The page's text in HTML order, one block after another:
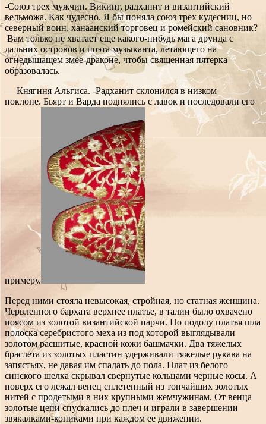
-Союз трех мужчин. Викинг, радханит и византийский
вельможа. Как чудесно. Я бы поняла союз трех кудесниц, но
северный воин, ханаанский торговец и ромейский сановник?
Вам только не хватает еще какого-нибудь мага друида с
дальних островов и поэта музыканта, летающего на
огнедышащем змее-драконе, чтобы священная пятерка
образовалась.
— Княгиня Альгиса. -Радханит склонился в низком
поклоне. Бьярт и Варда поднялись с лавок и последовали его
примеру.
Перед ними стояла невысокая, стройная, но статная женщина.
Червленного бархата верхнее платье, в талии было охвачено
поясом из золотой византийской парчи. По подолу платья шла
полоска серебристого меха из под которой выглядывали
золотом расшитые, красной кожи башмачки. Два тяжелых
браслета из золотых пластин удерживали тяжелые рукава на
запястьях, не давая им спадать до пола. Плат из белого
синского шелка скрывал свернутые кольцами черные косы. А
поверх его лежал венец сплетенный из тончайших золотых
нитей с продетыми в них крупными жемчужинам. От венца
золотые цепи спускались до плеч и играли в завершении
звякалками-кониками при каждом ее движении.